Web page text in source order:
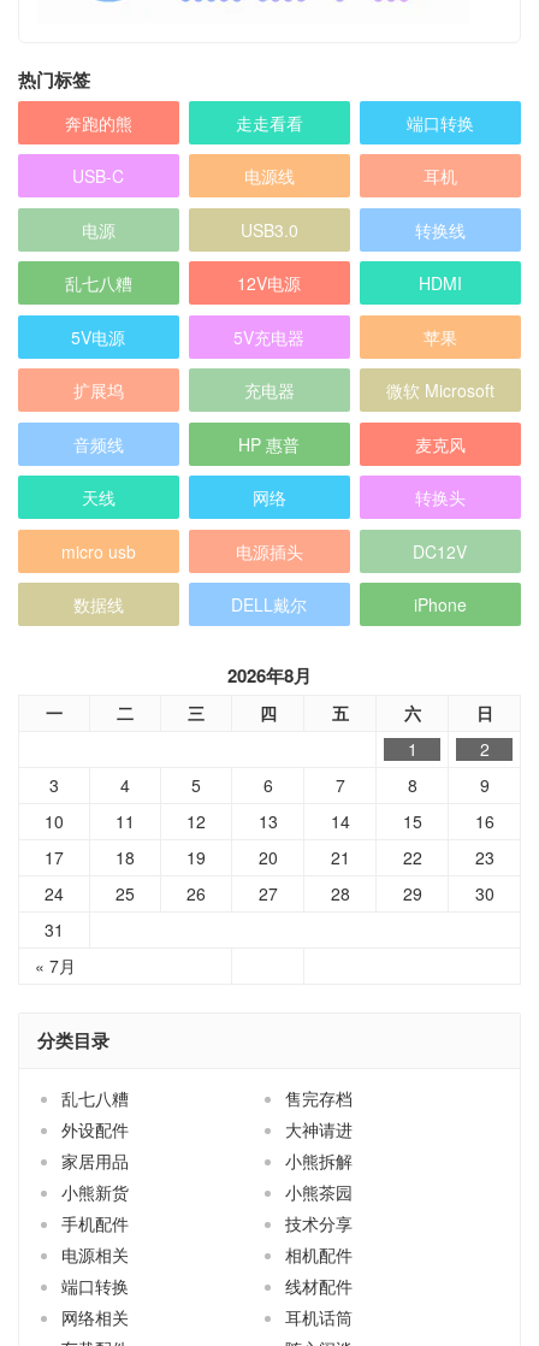
热门标签
奔跑的熊 走走看看 端口转换
USB-C 电源线 耳机
电源 USB3.0 转换线
乱七八糟 12V电源 HDMI
5V电源 5V充电器 苹果
扩展坞 充电器 微软 Microsoft
音频线 HP 惠普 麦克风
天线 网络 转换头
micro usb 电源插头 DC12V
数据线 DELL戴尔 iPhone
2026年8月
一 二 三 四 五 六 日
« 7月
1
2
3
4 5 6 7 8
9
10
11 12 13 14 15
16
17
18 19 20 21 22
23
24
25 26 27 28 29
30
31
分类目录
乱七八糟
售完存档
外设配件
大神请进
家居用品
小熊拆解
小熊新货
小熊茶园
手机配件
技术分享
电源相关
相机配件
端口转换
线材配件
网络相关
耳机话筒